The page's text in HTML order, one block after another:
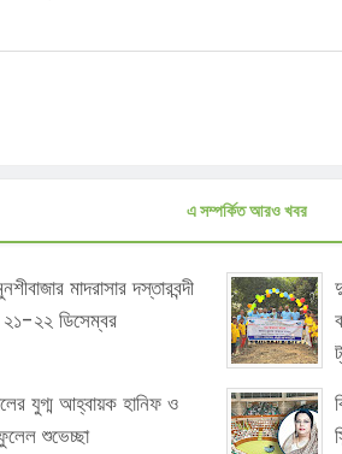
এ সম্পর্কিত আরও খবর
মাদরাসার দস্তারবন্দী
২১-২২ ডিসেম্বর
যুগ্ম আহ্বায়ক হানিফ ও
শুভেচ্ছা